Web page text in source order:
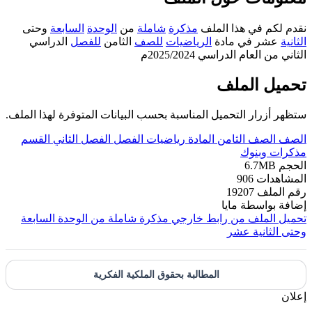
نقدم لكم في هذا الملف مذكرة شاملةمن الوحدة السابعةوحتى
الثانيةعشر في مادة الرياضيات للصفالثامن للفصلالدراسي
الثاني من العام الدراسي 2025/2024م
تحميل الملف
ستظهر أزرار التحميل المناسبة بحسب البيانات المتوفرة لهذا الملف.
الصف الصف الثامن المادة رياضيات الفصل الفصل الثاني
القسم
مذكرات وبنوك
الحجم 6.7MB
المشاهدات 906
رقم الملف 19207
إضافة بواسطة مايا
تحميل الملف من رابط خارجي مذكرة شاملة من الوحدة السابعة
وحتى الثانية عشر
المطالبة بحقوق الملكية الفكرية
إعلان